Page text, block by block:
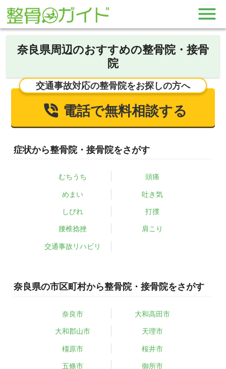
奈良県周辺のおすすめの整骨院・接骨
院
交通事故対応の整骨院をお探しの方へ
電話で無料相談する
症状から整骨院・接骨院をさがす
むちうち 頭痛
めまい 吐き気
しびれ 打撲
腰椎捻挫 肩こり
交通事故リハビリ
奈良県の市区町村から整骨院・接骨院をさがす
奈良市 大和高田市
大和郡山市 天理市
橿原市 桜井市
五條市 御所市